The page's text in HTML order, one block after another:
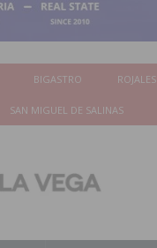
BIGASTRO ROJALES
SAN MIGUEL DE SALINAS